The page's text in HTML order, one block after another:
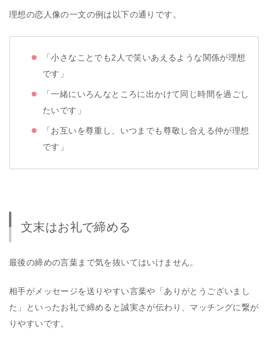
理想の恋人像の一文の例は以下の通りです。
「小さなことでも2人で笑いあえるような関係が理想
です」
「一緒にいろんなところに出かけて同じ時間を過ごし
たいです」
「お互いを尊重し、いつまでも尊敬し合える仲が理想
です」
文末はお礼で締める
最後の締めの言葉まで気を抜いてはいけません。
相手がメッセージを送りやすい言葉や「ありがとうございまし
た」といったお礼で締めると誠実さが伝わり、マッチングに繋が
りやすいです。